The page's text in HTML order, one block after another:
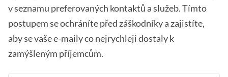
v seznamu preferovaných kontaktů a služeb. Tímto
postupem se ochráníte před záškodníky a zajistíte,
aby se vaše e-maily co nejrychleji dostaly k
zamýšleným příjemcům.